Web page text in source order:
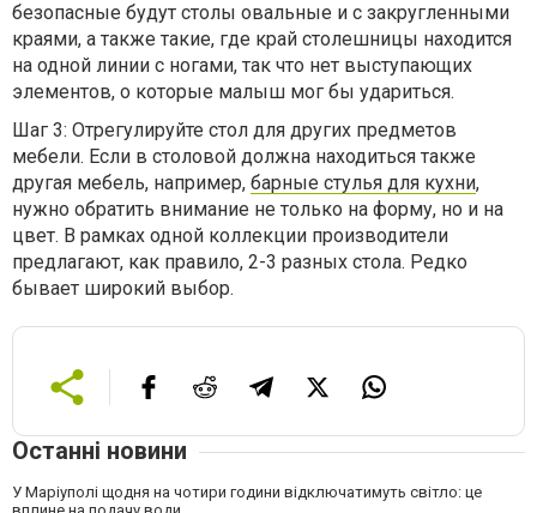
безопасные будут столы овальные и с закругленными
краями, а также такие, где край столешницы находится
на одной линии с ногами, так что нет выступающих
элементов, о которые малыш мог бы удариться.
Шаг 3: Отрегулируйте стол для других предметов
мебели. Если в столовой должна находиться также
другая мебель, например, барные стулья для кухни,
нужно обратить внимание не только на форму, но и на
цвет. В рамках одной коллекции производители
предлагают, как правило, 2-3 разных стола. Редко
бывает широкий выбор.
Останні новини
У Маріуполі щодня на чотири години відключатимуть світло: це